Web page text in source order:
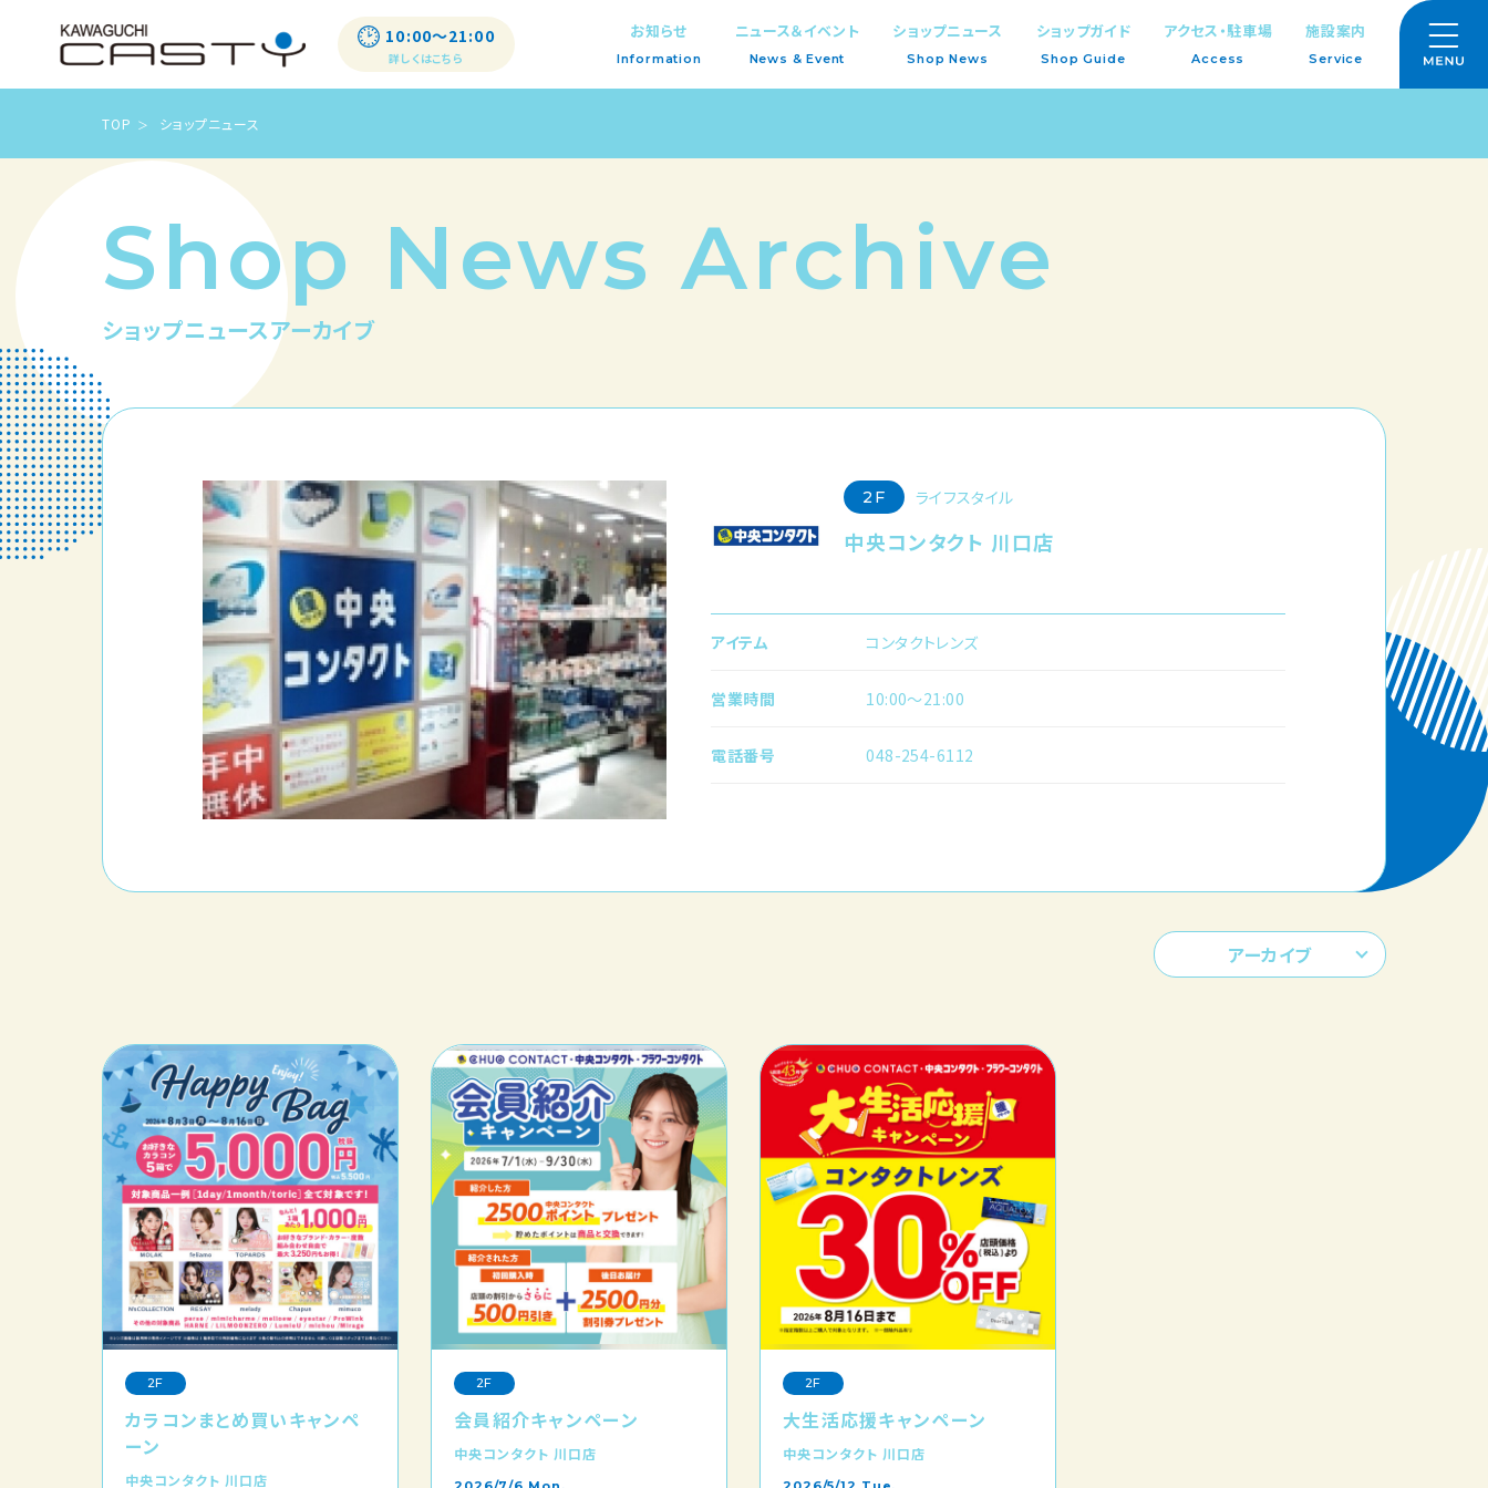
10:00〜21:00
詳しくはこちら
お知らせ
Information
ニュース＆イベント
News & Event
ショップニュース
Shop News
ショップガイド
Shop Guide
アクセス・駐車場
Access
施設案内
Service
TOP ショップニュース
Shop News Archive
ショップニュースアーカイブ
2F ライフスタイル
中央コンタクト 川口店
アイテム コンタクトレンズ
営業時間 10:00〜21:00
電話番号 048-254-6112
アーカイブ
2F
カラコンまとめ買いキャンペ
ーン
中央コンタクト 川口店
2F
会員紹介キャンペーン
中央コンタクト 川口店
2F
大生活応援キャンペーン
中央コンタクト 川口店